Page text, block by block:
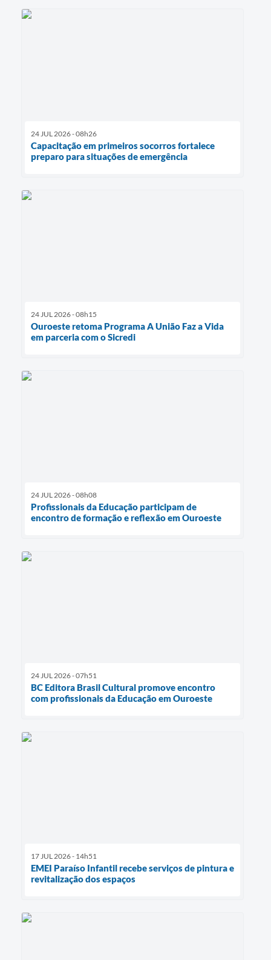
24 JUL 2026 - 08h26
Capacitação em primeiros socorros fortalece
preparo para situações de emergência
24 JUL 2026 - 08h15
Ouroeste retoma Programa A União Faz a Vida
em parceria com o Sicredi
24 JUL 2026 - 08h08
Profissionais da Educação participam de
encontro de formação e reflexão em Ouroeste
24 JUL 2026 - 07h51
BC Editora Brasil Cultural promove encontro
com profissionais da Educação em Ouroeste
17 JUL 2026 - 14h51
EMEI Paraíso Infantil recebe serviços de pintura e
revitalização dos espaços